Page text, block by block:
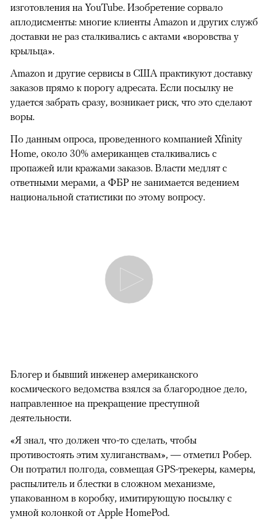
изготовления на YouTube. Изобретение сорвало
аплодисменты: многие клиенты Amazon и других служб
доставки не раз сталкивались с актами «воровства у
крыльца».
Amazon и другие сервисы в США практикуют доставку
заказов прямо к порогу адресата. Если посылку не
удается забрать сразу, возникает риск, что это сделают
воры.
По данным опроса, проведенного компанией Xfinity
Home, около 30% американцев сталкивались с
пропажей или кражами заказов. Власти медлят с
ответными мерами, а ФБР не занимается ведением
национальной статистики по этому вопросу.
Блогер и бывший инженер американского
космического ведомства взялся за благородное дело,
направленное на прекращение преступной
деятельности.
«Я знал, что должен что-то сделать, чтобы
противостоять этим хулиганствам», — отметил Робер.
Он потратил полгода, совмещая GPS-трекеры, камеры,
распылитель и блестки в сложном механизме,
упакованном в коробку, имитирующую посылку с
умной колонкой от Apple HomePod.